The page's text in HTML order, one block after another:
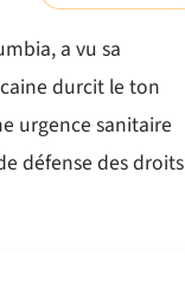
a vu sa
durcit le ton
urgence sanitaire
défense des droits